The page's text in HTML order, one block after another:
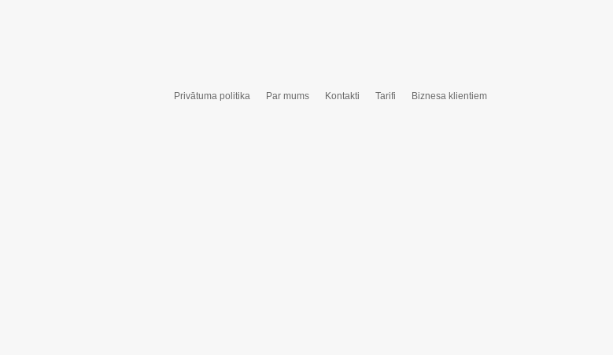
Privātuma politika Par mums Kontakti Tarifi Biznesa klientiem